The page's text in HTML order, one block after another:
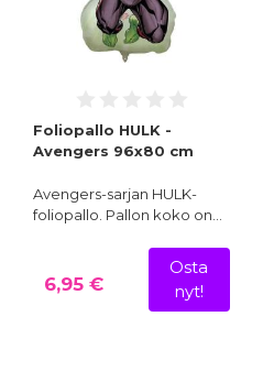
Foliopallo HULK -
Avengers 96x80 cm
Avengers-sarjan HULK-
foliopallo. Pallon koko on…
6,95 €
Osta
nyt!